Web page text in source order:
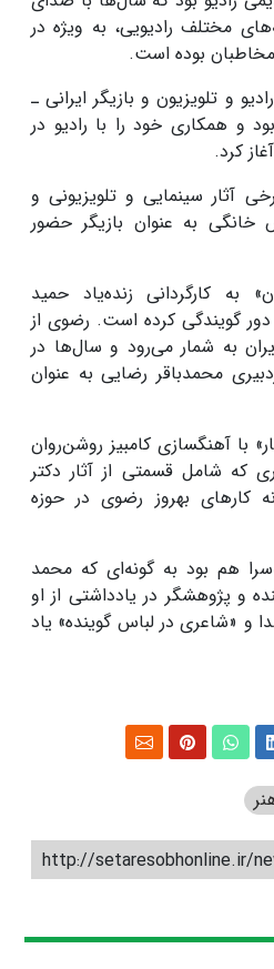
مختلف رادیویی، به ویژه در
بوده است.
و تلویزیون و بازیگر ایرانی ـ
متولد دهم دی ماه ۱۳۲۶ بود و همکاری خود را با رادیو در
آثار سینمایی و تلویزیونی و
خانگی به عنوان بازیگر حضور
به کارگردانی زنده‌یاد حمید
گویندگی کرده است. رضوی از
به شمار می‌رود و سال‌ها در
محمدباقر رضایی به عنوان
با آهنگسازی کامبیز روشن‌روان
که شامل قسمتی از آثار دکتر
کارهای بهروز رضوی در حوزه
هم بود به گونه‌ای که محمد
و پژوهشگر در یادداشتی از او
و «شاعری در لباس گوینده» یاد
http://setaresobhonline.ir/